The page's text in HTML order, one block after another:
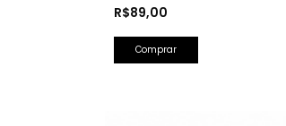
R$89,00